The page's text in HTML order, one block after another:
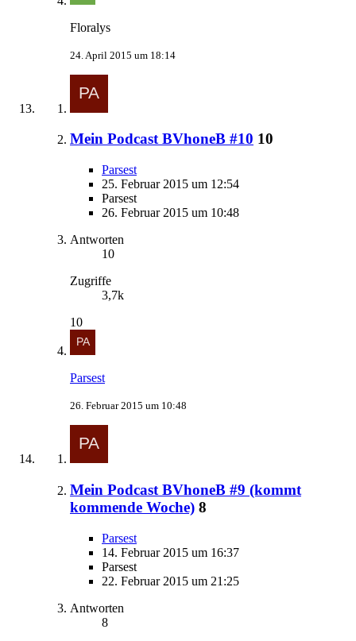
Floralys
24. April 2015 um 18:14
Mein Podcast BVhoneB #10 10
Parsest
25. Februar 2015 um 12:54
Parsest
26. Februar 2015 um 10:48
Antworten
10
Zugriffe
3,7k
10
Parsest
26. Februar 2015 um 10:48
Mein Podcast BVhoneB #9 (kommt
kommende Woche) 8
Parsest
14. Februar 2015 um 16:37
Parsest
22. Februar 2015 um 21:25
Antworten
8